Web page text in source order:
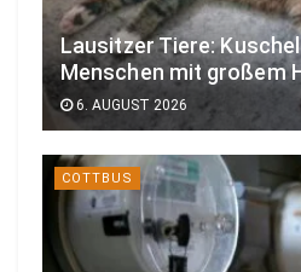
Lausitzer Tiere:
Menschen mit großem
6. AUGUST 2026
COTTBUS